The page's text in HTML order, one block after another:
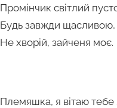
Промінчик світлий
Будь завжди щасливою,
Не хворій, зайченя моє.
Племяшка, я вітаю тебе